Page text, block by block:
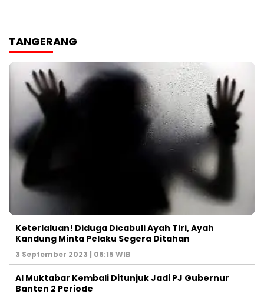
TANGERANG
Keterlaluan! Diduga Dicabuli Ayah Tiri, Ayah
Kandung Minta Pelaku Segera Ditahan
3 September 2023 | 06:15 WIB
Al Muktabar Kembali Ditunjuk Jadi PJ Gubernur
Banten 2 Periode